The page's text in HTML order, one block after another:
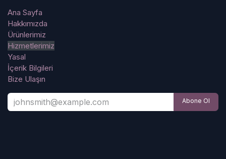
Ana Sayfa
Hakkımızda
Ürünlerimiz
Hizmetlerimiz
Yasal
İçerik Bilgileri
Bize Ulaşın
Abone Ol